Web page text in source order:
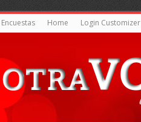
Encuestas Home Login Customizer